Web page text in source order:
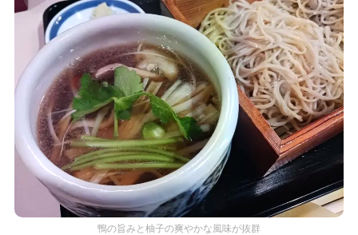
鴨の旨みと柚子の爽やかな風味が抜群